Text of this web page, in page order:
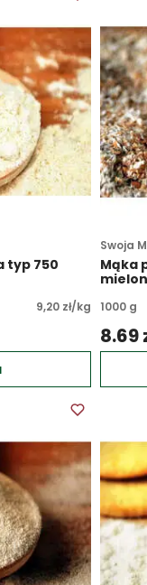
typ 750
9,20 zł/kg
Swoja
Mąka
1000 g
8.69